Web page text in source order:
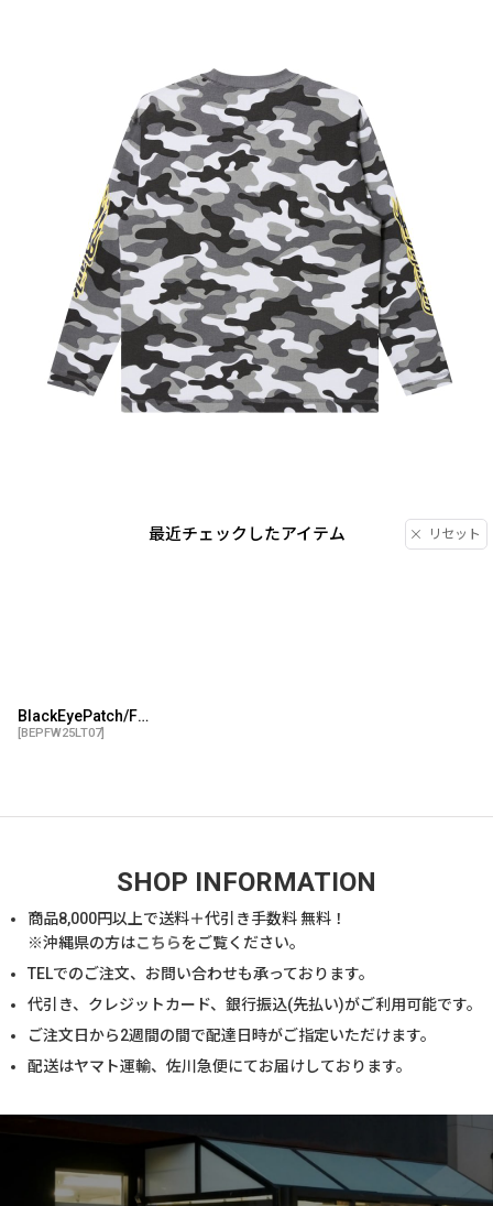
最近チェックしたアイテム リセット
BlackEyePatch/FLAME LOGO THERMAL L/S TEE（CITY CAMO）
[BEPFW25LT07]
SHOP INFORMATION
商品8,000円以上で送料＋代引き手数料 無料！
※沖縄県の方はこちらをご覧ください。
TELでのご注文、お問い合わせも承っております。
代引き、クレジットカード、銀行振込(先払い)がご利用可能です。
ご注文日から2週間の間で配達日時がご指定いただけます。
配送はヤマト運輸、佐川急便にてお届けしております。